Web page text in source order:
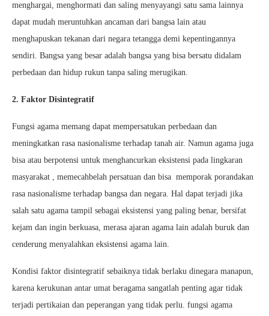
menghargai, menghormati dan saling menyayangi satu sama lainnya
dapat mudah meruntuhkan ancaman dari bangsa lain atau
menghapuskan tekanan dari negara tetangga demi kepentingannya
sendiri. Bangsa yang besar adalah bangsa yang bisa bersatu didalam
perbedaan dan hidup rukun tanpa saling merugikan.
2. Faktor Disintegratif
Fungsi agama memang dapat mempersatukan perbedaan dan
meningkatkan rasa nasionalisme terhadap tanah air. Namun agama juga
bisa atau berpotensi untuk menghancurkan eksistensi pada lingkaran
masyarakat , memecahbelah persatuan dan bisa memporak porandakan
rasa nasionalisme terhadap bangsa dan negara. Hal dapat terjadi jika
salah satu agama tampil sebagai eksistensi yang paling benar, bersifat
kejam dan ingin berkuasa, merasa ajaran agama lain adalah buruk dan
cenderung menyalahkan eksistensi agama lain.
Kondisi faktor disintegratif sebaiknya tidak berlaku dinegara manapun,
karena kerukunan antar umat beragama sangatlah penting agar tidak
terjadi pertikaian dan peperangan yang tidak perlu. fungsi agama